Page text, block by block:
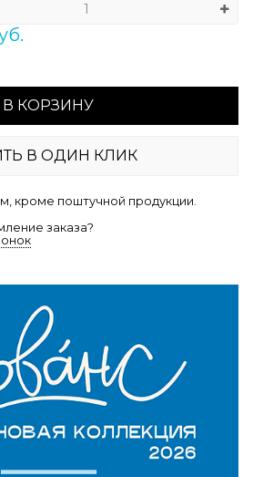
В КОРЗИНУ
В ОДИН КЛИК
кроме поштучной продукции.
заказа?